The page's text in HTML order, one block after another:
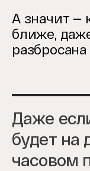
А значит —
ближе,
Даже
будет на
часовом